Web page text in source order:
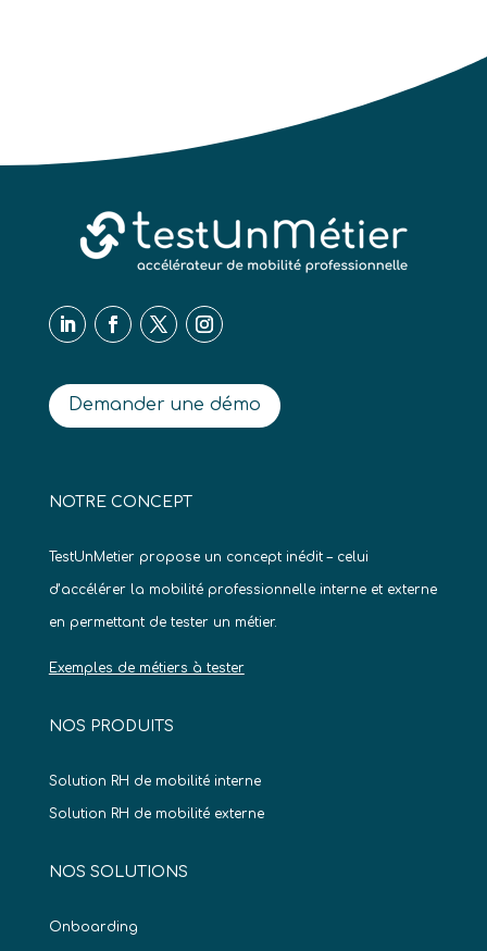
Demander une démo
NOTRE CONCEPT
TestUnMetier propose un concept inédit – celui
d’accélérer la mobilité professionnelle interne et externe
en permettant de tester un métier.
Exemples de métiers à tester
NOS PRODUITS
Solution RH de mobilité interne
Solution RH de mobilité externe
NOS SOLUTIONS
Onboarding